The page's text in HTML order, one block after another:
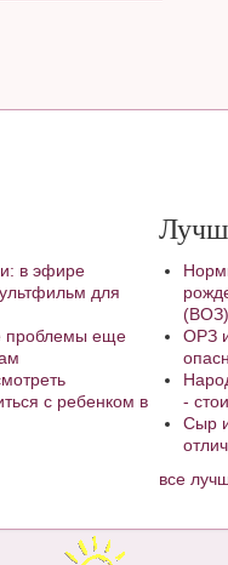
в эфире
для
проблемы еще
с ребенком в
(ВОЗ)
ОРЗ
-
Сыр
все